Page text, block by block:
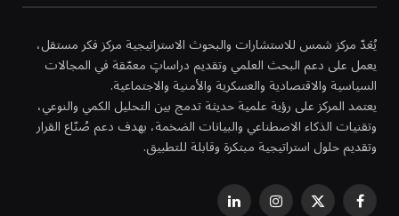
يُعَدّ مركز شمس للاستشارات والبحوث الاستراتيجية مركز فكر مستقل،
يعمل على دعم البحث العلمي وتقديم دراساتٍ معمّقة في المجالات
السياسية والاقتصادية والعسكرية والأمنية والاجتماعية.
يعتمد المركز على رؤية علمية حديثة تدمج بين التحليل الكمي والنوعي،
وتقنيات الذكاء الاصطناعي والبيانات الضخمة، بهدف دعم صُنّاع القرار
وتقديم حلول استراتيجية مبتكرة وقابلة للتطبيق.
فيسبوكX الانستغراملينكدإن